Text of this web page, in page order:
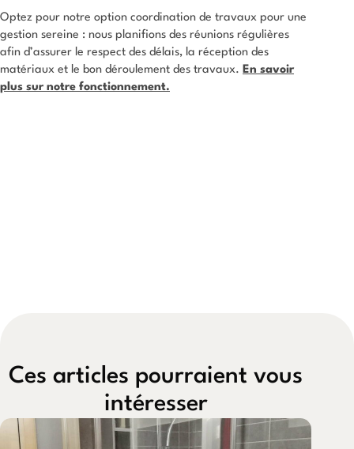
Optez pour notre option coordination de travaux pour une
gestion sereine : nous planifions des réunions régulières
afin d’assurer le respect des délais, la réception des
matériaux et le bon déroulement des travaux. En savoir
plus sur notre fonctionnement.
Ces articles pourraient vous
intéresser